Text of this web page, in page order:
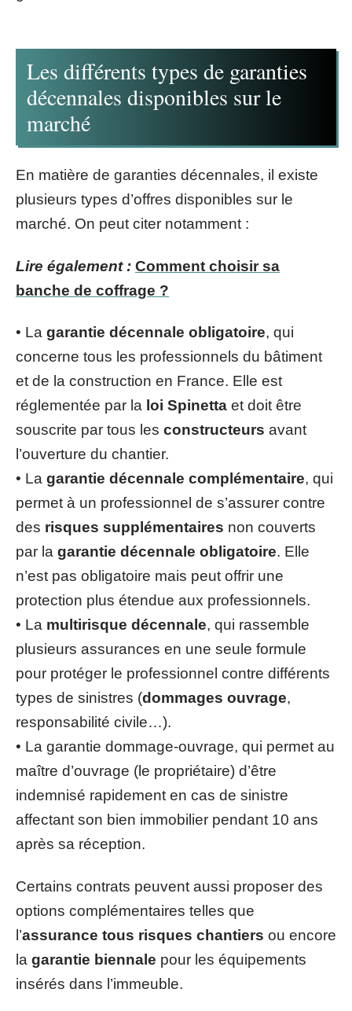
Les différents types de garanties
décennales disponibles sur le
marché
En matière de garanties décennales, il existe
plusieurs types d’offres disponibles sur le
marché. On peut citer notamment :
Lire également : Comment choisir sa
banche de coffrage ?
• La garantie décennale obligatoire, qui
concerne tous les professionnels du bâtiment
et de la construction en France. Elle est
réglementée par la loi Spinetta et doit être
souscrite par tous les constructeurs avant
l’ouverture du chantier.
• La garantie décennale complémentaire, qui
permet à un professionnel de s’assurer contre
des risques supplémentaires non couverts
par la garantie décennale obligatoire. Elle
n’est pas obligatoire mais peut offrir une
protection plus étendue aux professionnels.
• La multirisque décennale, qui rassemble
plusieurs assurances en une seule formule
pour protéger le professionnel contre différents
types de sinistres (dommages ouvrage,
responsabilité civile…).
• La garantie dommage-ouvrage, qui permet au
maître d’ouvrage (le propriétaire) d’être
indemnisé rapidement en cas de sinistre
affectant son bien immobilier pendant 10 ans
après sa réception.
Certains contrats peuvent aussi proposer des
options complémentaires telles que
l’assurance tous risques chantiers ou encore
la garantie biennale pour les équipements
insérés dans l’immeuble.